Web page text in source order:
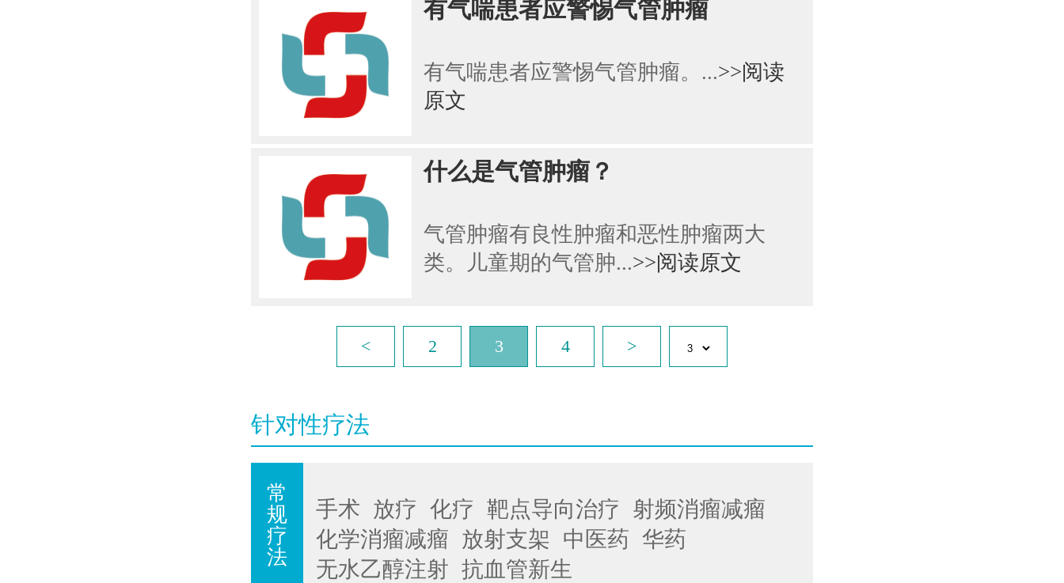
有气喘患者应警惕气管肿瘤
有气喘患者应警惕气管肿瘤。...>>阅读
原文
什么是气管肿瘤？
气管肿瘤有良性肿瘤和恶性肿瘤两大
类。儿童期的气管肿...>>阅读原文
< 2 3 4 >
针对性疗法
常
规
疗
法
手术 放疗 化疗 靶点导向治疗
射频消瘤减瘤
化学消瘤减瘤 放射支架 中医药 华药
无水乙醇注射 抗血管新生